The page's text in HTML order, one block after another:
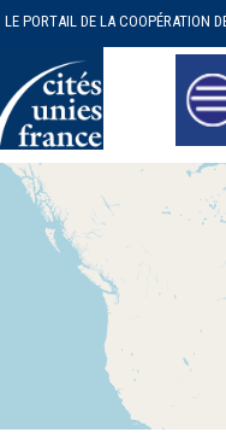
LE PORTAIL DE LA COOPÉRATION